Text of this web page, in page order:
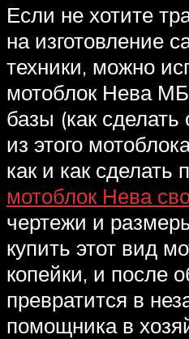
Если не хотите
на изготовление
техники, можно
мотоблок Нева
базы (как сделать
из этого
как и как сделать
мотоблок Нева
чертежи и
купить этот вид
копейки, и после
превратится в
помощника в